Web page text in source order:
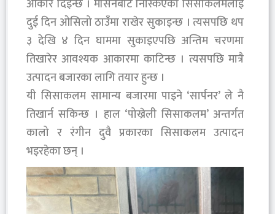
आकार दिइन्छ । मेसिनबाट निस्किएको सिसाकलमलाई
दुई दिन ओसिलो ठाउँमा राखेर सुकाइन्छ । त्यसपछि थप
३ देखि ४ दिन घाममा सुकाइएपछि अन्तिम चरणमा
तिखारेर आवश्यक आकारमा काटिन्छ । त्यसपछि मात्रै
उत्पादन बजारका लागि तयार हुन्छ ।
यी सिसाकलम सामान्य बजारमा पाइने ‘सार्पनर’ ले नै
तिखार्न सकिन्छ । हाल ‘पोख्रेली सिसाकलम’ अन्तर्गत
कालो र रंगीन दुवै प्रकारका सिसाकलम उत्पादन
भइरहेका छन् ।